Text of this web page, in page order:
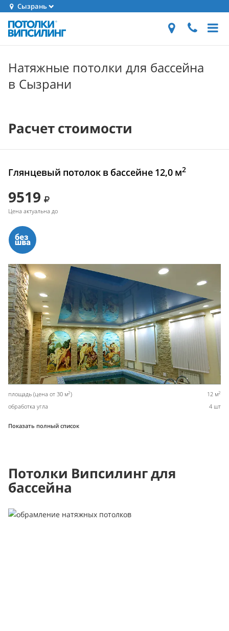
Сызрань
Натяжные потолки для бассейна
в Сызрани
Расчет стоимости
Глянцевый потолок в бассейне 12,0 м2
9519
Цена актуальна до
площадь (цена от 30 м2) 12 м2
обработка угла 4 шт
Показать полный список
Потолки Випсилинг для
бассейна